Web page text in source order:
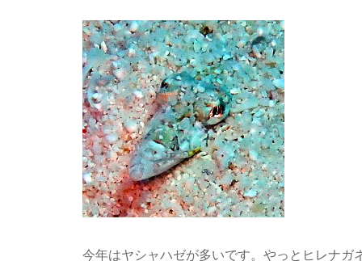
今年はヤシャハゼが多いです。やっとヒレナガ